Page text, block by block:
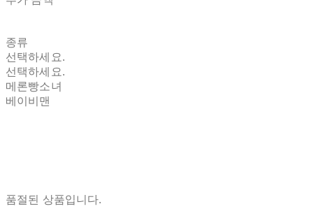
종류
선택하세요.
선택하세요.
메론빵소녀
베이비맨
품절된 상품입니다.